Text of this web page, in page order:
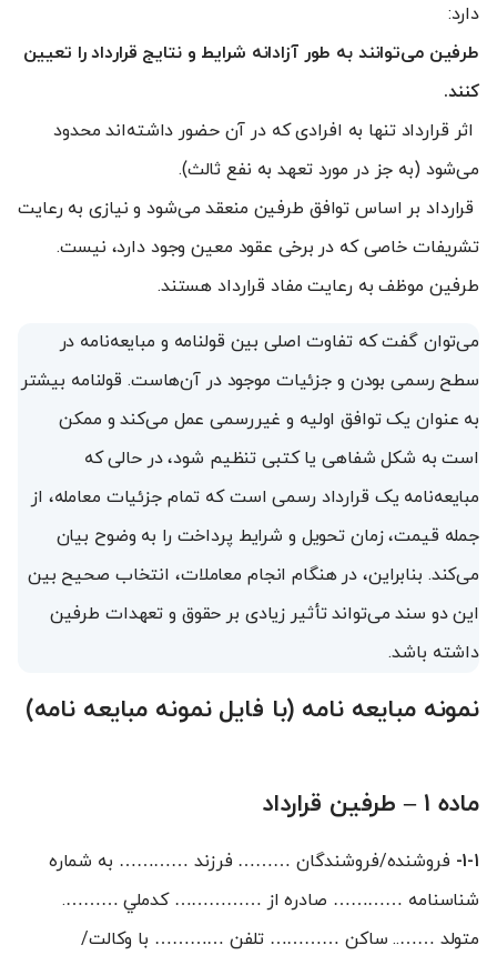
دارد:
طرفین می‌توانند به طور آزادانه شرایط و نتایج قرارداد را تعیین
کنند.
اثر قرارداد تنها به افرادی که در آن حضور داشته‌اند محدود
می‌شود (به جز در مورد تعهد به نفع ثالث).
قرارداد بر اساس توافق طرفین منعقد می‌شود و نیازی به رعایت
تشریفات خاصی که در برخی عقود معین وجود دارد، نیست.
طرفین موظف به رعایت مفاد قرارداد هستند.
می‌توان گفت که تفاوت اصلی بین قولنامه و مبایعه‌نامه در
سطح رسمی بودن و جزئیات موجود در آن‌هاست. قولنامه بیشتر
به عنوان یک توافق اولیه و غیررسمی عمل می‌کند و ممکن
است به شکل شفاهی یا کتبی تنظیم شود، در حالی که
مبایعه‌نامه یک قرارداد رسمی است که تمام جزئیات معامله، از
جمله قیمت، زمان تحویل و شرایط پرداخت را به وضوح بیان
می‌کند. بنابراین، در هنگام انجام معاملات، انتخاب صحیح بین
این دو سند می‌تواند تأثیر زیادی بر حقوق و تعهدات طرفین
داشته باشد.
نمونه مبایعه نامه (با فایل نمونه مبایعه نامه)
ماده 1 – طرفين قرارداد
1-1- فروشنده/فروشندگان ……… فرزند ………… به شماره
شناسنامه ………… صادره از …………… کدملي ……….
متولد …….. ساکن ………… تلفن ………… با وکالت/